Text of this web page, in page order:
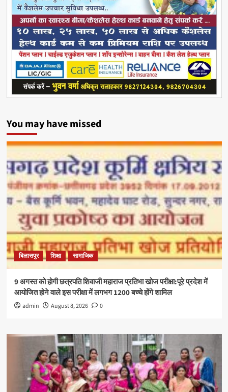
You may have missed
बिलासपुर शिक्षा सामाजिक
9 अगस्त को होगी छत्रपति शिवाजी महाराज प्रतिभा खोज परीक्षा:पूरे प्रदेश में
आयोजित होने वाले इस परीक्षा में लगभग 1200 बच्चे होंगे शामिल
admin August 8, 2026 0